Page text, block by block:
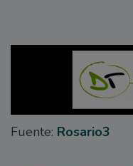
Fuente: Rosario3